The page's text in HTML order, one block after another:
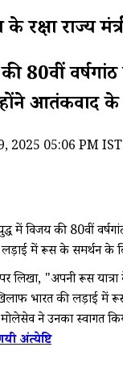
के रक्षा
की 80वीं
आतंकवाद के
2025 05:06 PM IST
युद्ध में विजय की 80वीं
लड़ाई में रूस के समर्थन
लिखा, "अपनी रूस
भारत की लड़ाई में
ने उनका स्वागत
अंत्येष्टि